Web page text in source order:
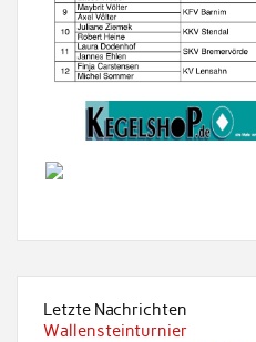
Letzte Nachrichten
Wallensteinturnier